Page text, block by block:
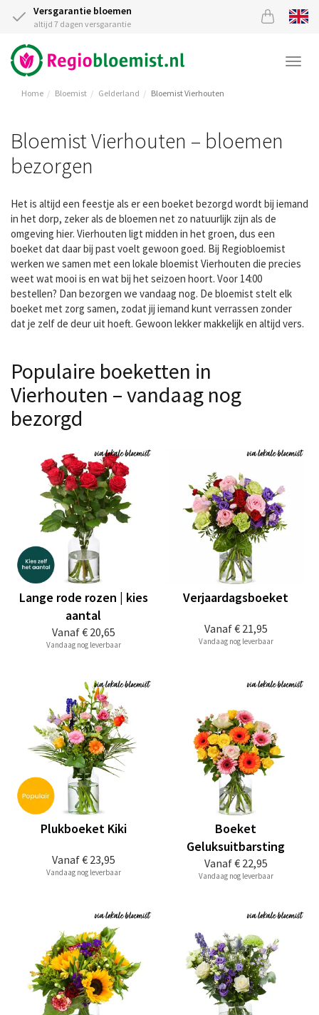
Versgarantie bloemen
altijd 7 dagen versgarantie
Home Bloemist Gelderland Bloemist Vierhouten
Bloemist Vierhouten – bloemen
bezorgen
Het is altijd een feestje als er een boeket bezorgd wordt bij iemand
in het dorp, zeker als de bloemen net zo natuurlijk zijn als de
omgeving hier. Vierhouten ligt midden in het groen, dus een
boeket dat daar bij past voelt gewoon goed. Bij Regiobloemist
werken we samen met een lokale bloemist Vierhouten die precies
weet wat mooi is en wat bij het seizoen hoort. Voor 14:00
bestellen? Dan bezorgen we vandaag nog. De bloemist stelt elk
boeket met zorg samen, zodat jij iemand kunt verrassen zonder
dat je zelf de deur uit hoeft. Gewoon lekker makkelijk en altijd vers.
Populaire boeketten in
Vierhouten – vandaag nog
bezorgd
Vanaf€ 20,65
Lange rode rozen | kies
aantal
Vandaag nog leverbaar
Vanaf€ 21,95
Verjaardagsboeket
Vandaag nog leverbaar
Vanaf€ 23,95
Plukboeket Kiki
Vandaag nog leverbaar
Vanaf€ 22,95
Boeket
Geluksuitbarsting
Vandaag nog leverbaar